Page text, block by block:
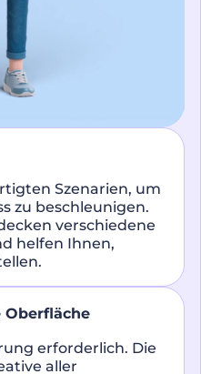
Szenarien, um
zu beschleunigen.
verschiedene
helfen Ihnen,
Oberfläche
erforderlich. Die
aller